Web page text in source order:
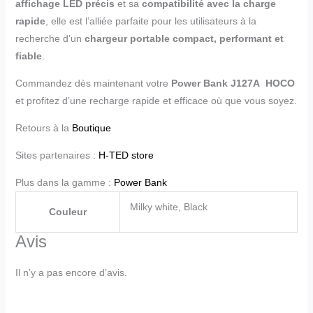
affichage LED précis et sa compatibilité avec la charge
rapide, elle est l’alliée parfaite pour les utilisateurs à la
recherche d’un chargeur portable compact, performant et
fiable.
Commandez dès maintenant votre Power Bank J127A HOCO
et profitez d’une recharge rapide et efficace où que vous soyez.
Retours à la Boutique
Sites partenaires : H-TED store
Plus dans la gamme : Power Bank
Couleur Milky white, Black
Avis
Il n’y a pas encore d’avis.